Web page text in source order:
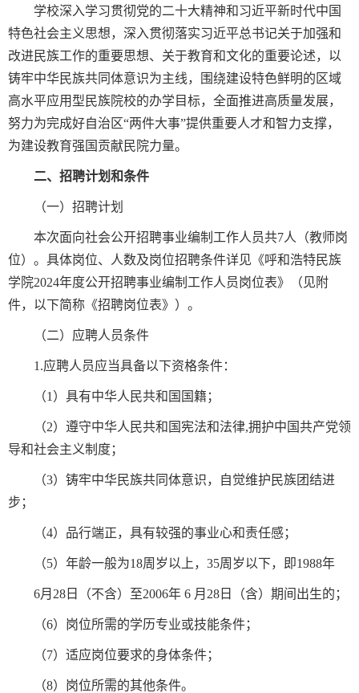
学校深入学习贯彻党的二十大精神和习近平新时代中国
特色社会主义思想，深入贯彻落实习近平总书记关于加强和
改进民族工作的重要思想、关于教育和文化的重要论述，以
铸牢中华民族共同体意识为主线，围绕建设特色鲜明的区域
高水平应用型民族院校的办学目标，全面推进高质量发展，
努力为完成好自治区“两件大事”提供重要人才和智力支撑，
为建设教育强国贡献民院力量。
二、招聘计划和条件
（一）招聘计划
本次面向社会公开招聘事业编制工作人员共7人（教师岗
位）。具体岗位、人数及岗位招聘条件详见《呼和浩特民族
学院2024年度公开招聘事业编制工作人员岗位表》（见附
件，以下简称《招聘岗位表》）。
（二）应聘人员条件
1.应聘人员应当具备以下资格条件：
（1）具有中华人民共和国国籍；
（2）遵守中华人民共和国宪法和法律,拥护中国共产党领
导和社会主义制度；
（3）铸牢中华民族共同体意识，自觉维护民族团结进
步；
（4）品行端正，具有较强的事业心和责任感；
（5）年龄一般为18周岁以上，35周岁以下，即1988年
6月28日（不含）至2006年 6 月28日（含）期间出生的；
（6）岗位所需的学历专业或技能条件；
（7）适应岗位要求的身体条件；
（8）岗位所需的其他条件。